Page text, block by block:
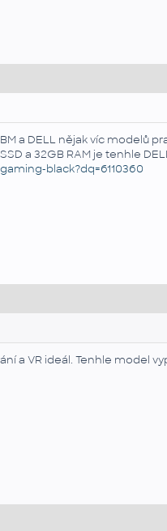
a DELL nějak víc modelů
a 32GB RAM je tenhle
black?dq=6110360
a VR ideál. Tenhle model